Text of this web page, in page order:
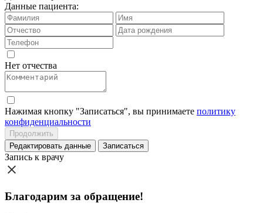
Данные пациента:
Нет отчества
Нажимая кнопку "Записаться", вы принимаете политику
конфиденциальности
Продолжить
Редактировать данные Записаться
Запись к врачу
Благодарим за обращение!